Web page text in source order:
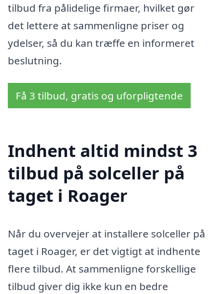
tilbud fra pålidelige firmaer, hvilket gør
det lettere at sammenligne priser og
ydelser, så du kan træffe en informeret
beslutning.
Få 3 tilbud, gratis og uforpligtende
Indhent altid mindst 3
tilbud på solceller på
taget i Roager
Når du overvejer at installere solceller på
taget i Roager, er det vigtigt at indhente
flere tilbud. At sammenligne forskellige
tilbud giver dig ikke kun en bedre